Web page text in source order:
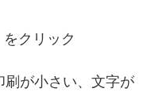
クリック
が小さい、文字が